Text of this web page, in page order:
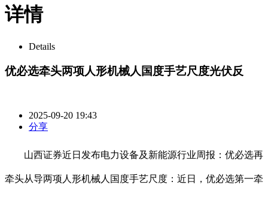
详情
Details
优必选牵头两项人形机械人国度手艺尺度光伏反
2025-09-20 19:43
分享
山西证券近日发布电力设备及新能源行业周报：优必选再
牵头从导两项人形机械人国度手艺尺度：近日，优必选第一牵